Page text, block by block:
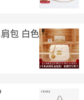
包 白色 精美礼盒